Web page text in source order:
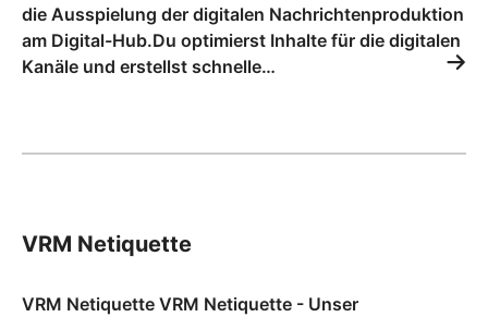
die Ausspielung der digitalen Nachrichtenproduktion
am Digital-Hub.Du optimierst Inhalte für die digitalen
Kanäle und erstellst schnelle…
VRM Netiquette
VRM Netiquette VRM Netiquette - Unser